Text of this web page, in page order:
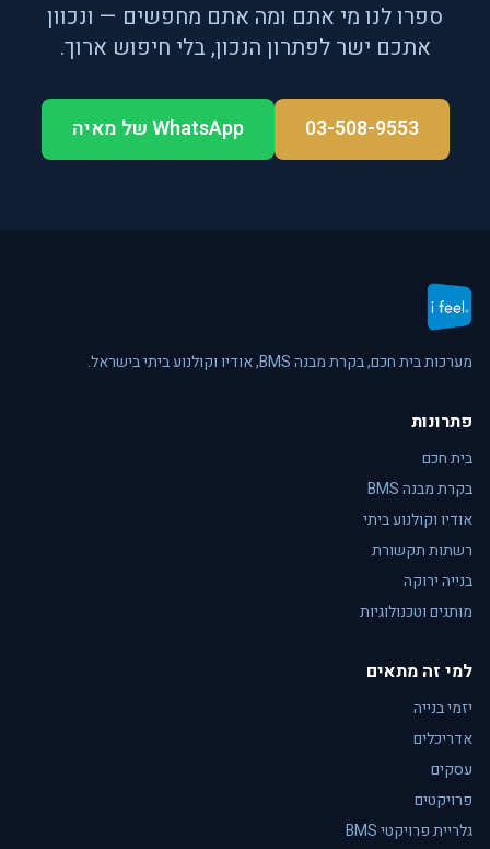
ספרו לנו מי אתם ומה אתם מחפשים — ונכוון
אתכם ישר לפתרון הנכון, בלי חיפוש ארוך.
03-508-9553 WhatsApp של מאיה
מערכות בית חכם, בקרת מבנה BMS, אודיו וקולנוע ביתי בישראל.
פתרונות
בית חכם
בקרת מבנה BMS
אודיו וקולנוע ביתי
רשתות תקשורת
בנייה ירוקה
מותגים וטכנולוגיות
למי זה מתאים
יזמי בנייה
אדריכלים
עסקים
פרויקטים
גלריית פרויקטי BMS